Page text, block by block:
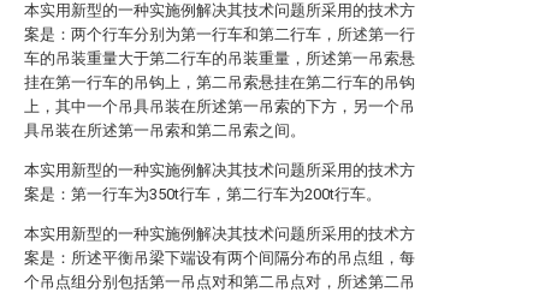
本实用新型的一种实施例解决其技术问题所采用的技术方
案是：两个行车分别为第一行车和第二行车，所述第一行
车的吊装重量大于第二行车的吊装重量，所述第一吊索悬
挂在第一行车的吊钩上，第二吊索悬挂在第二行车的吊钩
上，其中一个吊具吊装在所述第一吊索的下方，另一个吊
具吊装在所述第一吊索和第二吊索之间。
本实用新型的一种实施例解决其技术问题所采用的技术方
案是：第一行车为350t行车，第二行车为200t行车。
本实用新型的一种实施例解决其技术问题所采用的技术方
案是：所述平衡吊梁下端设有两个间隔分布的吊点组，每
个吊点组分别包括第一吊点对和第二吊点对，所述第二吊